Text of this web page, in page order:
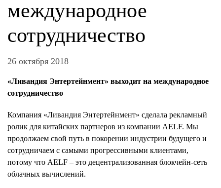
международное
сотрудничество
26 октября 2018
«Ливандия Энтертейнмент» выходит на международное
сотрудничество
Компания «Ливандия Энтертейнмент» сделала рекламный
ролик для китайских партнеров из компании AELF. Мы
продолжаем свой путь в покорении индустрии будущего и
сотрудничаем с самыми прогрессивными клиентами,
потому что AELF – это децентрализованная блокчейн-сеть
облачных вычислений.